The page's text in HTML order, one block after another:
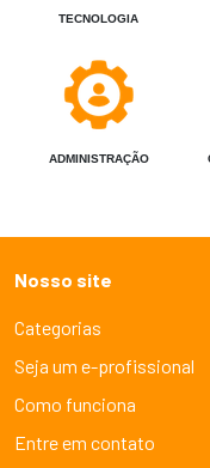
TECNOLOGIA
ADMINISTRAÇÃO
Nosso site
Categorias
Seja um e-profissional
Como funciona
Entre em contato